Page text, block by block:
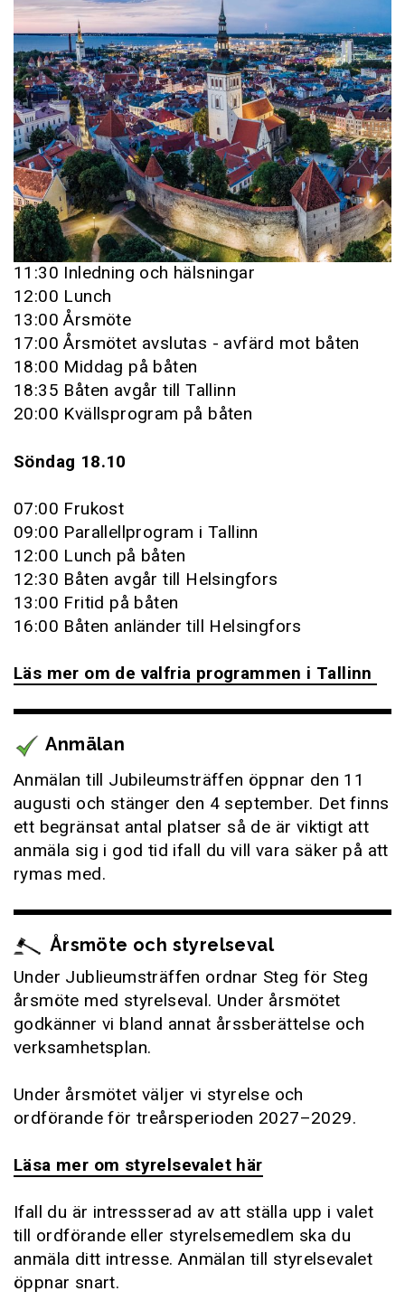
11:30 Inledning och hälsningar
12:00 Lunch
13:00 Årsmöte
17:00 Årsmötet avslutas - avfärd mot båten
18:00 Middag på båten
18:35 Båten avgår till Tallinn
20:00 Kvällsprogram på båten
Söndag 18.10
07:00 Frukost
09:00 Parallellprogram i Tallinn
12:00 Lunch på båten
12:30 Båten avgår till Helsingfors
13:00 Fritid på båten
16:00 Båten anländer till Helsingfors
Läs mer om de valfria programmen i Tallinn
Anmälan
Anmälan till Jubileumsträffen öppnar den 11
augusti och stänger den 4 september. Det finns
ett begränsat antal platser så de är viktigt att
anmäla sig i god tid ifall du vill vara säker på att
rymas med.
Årsmöte och styrelseval
Under Jublieumsträffen ordnar Steg för Steg
årsmöte med styrelseval. Under årsmötet
godkänner vi bland annat årssberättelse och
verksamhetsplan.
Under årsmötet väljer vi styrelse och
ordförande för treårsperioden 2027–2029.
Läsa mer om styrelsevalet här
Ifall du är intressserad av att ställa upp i valet
till ordförande eller styrelsemedlem ska du
anmäla ditt intresse. Anmälan till styrelsevalet
öppnar snart.